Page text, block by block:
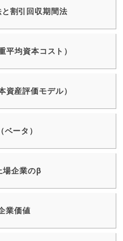
割引回収期間法
平均資本コスト）
資産評価モデル）
ベータ）
場企業のβ
業価値